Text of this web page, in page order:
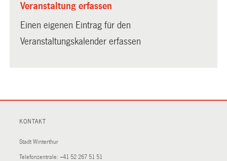
Veranstaltung erfassen
Einen eigenen Eintrag für den
Veranstaltungskalender erfassen
KONTAKT
Stadt Winterthur
Telefonzentrale: +41 52 267 51 51